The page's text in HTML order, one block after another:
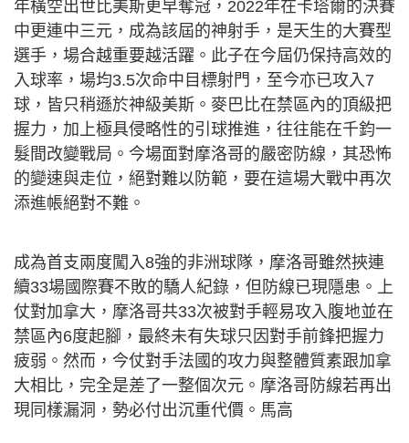
年橫空出世比美斯更早奪冠，2022年在卡塔爾的決賽
中更連中三元，成為該屆的神射手，是天生的大賽型
選手，場合越重要越活躍。此子在今屆仍保持高效的
入球率，場均3.5次命中目標射門，至今亦已攻入7
球，皆只稍遜於神級美斯。麥巴比在禁區內的頂級把
握力，加上極具侵略性的引球推進，往往能在千鈞一
髮間改變戰局。今場面對摩洛哥的嚴密防線，其恐怖
的變速與走位，絕對難以防範，要在這場大戰中再次
添進帳絕對不難。
成為首支兩度闖入8強的非洲球隊，摩洛哥雖然挾連
續33場國際賽不敗的驕人紀錄，但防線已現隱患。上
仗對加拿大，摩洛哥共33次被對手輕易攻入腹地並在
禁區內6度起腳，最終未有失球只因對手前鋒把握力
疲弱。然而，今仗對手法國的攻力與整體質素跟加拿
大相比，完全是差了一整個次元。摩洛哥防線若再出
現同樣漏洞，勢必付出沉重代價。馬高